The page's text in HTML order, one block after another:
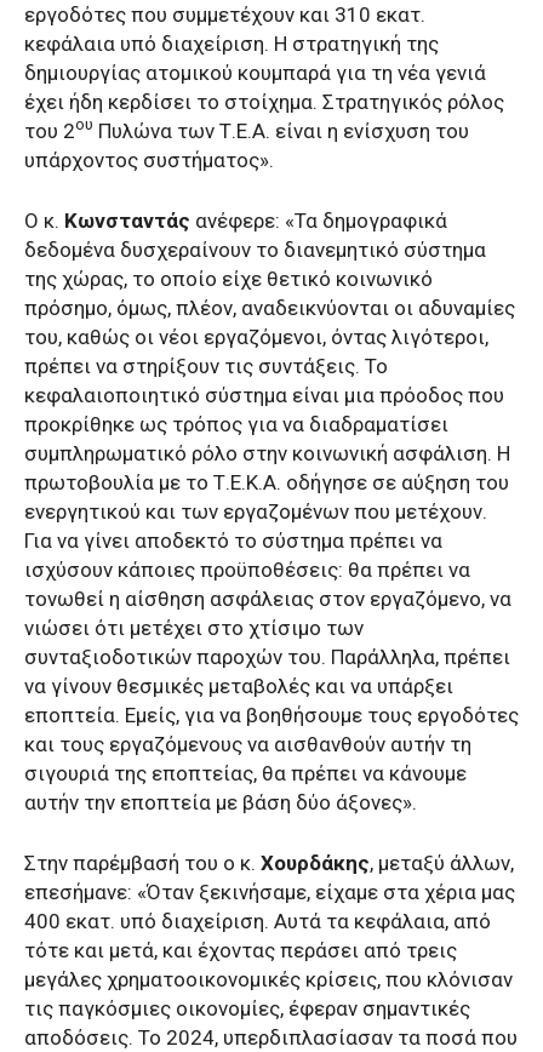
εργοδότες που συμμετέχουν και 310 εκατ.
κεφάλαια υπό διαχείριση. Η στρατηγική της
δημιουργίας ατομικού κουμπαρά για τη νέα γενιά
έχει ήδη κερδίσει το στοίχημα. Στρατηγικός ρόλος
του 2ου Πυλώνα των Τ.Ε.Α. είναι η ενίσχυση του
υπάρχοντος συστήματος».
Ο κ. Κωνσταντάς ανέφερε: «Τα δημογραφικά
δεδομένα δυσχεραίνουν το διανεμητικό σύστημα
της χώρας, το οποίο είχε θετικό κοινωνικό
πρόσημο, όμως, πλέον, αναδεικνύονται οι αδυναμίες
του, καθώς οι νέοι εργαζόμενοι, όντας λιγότεροι,
πρέπει να στηρίξουν τις συντάξεις. Το
κεφαλαιοποιητικό σύστημα είναι μια πρόοδος που
προκρίθηκε ως τρόπος για να διαδραματίσει
συμπληρωματικό ρόλο στην κοινωνική ασφάλιση. Η
πρωτοβουλία με το Τ.Ε.Κ.Α. οδήγησε σε αύξηση του
ενεργητικού και των εργαζομένων που μετέχουν.
Για να γίνει αποδεκτό το σύστημα πρέπει να
ισχύσουν κάποιες προϋποθέσεις: θα πρέπει να
τονωθεί η αίσθηση ασφάλειας στον εργαζόμενο, να
νιώσει ότι μετέχει στο χτίσιμο των
συνταξιοδοτικών παροχών του. Παράλληλα, πρέπει
να γίνουν θεσμικές μεταβολές και να υπάρξει
εποπτεία. Εμείς, για να βοηθήσουμε τους εργοδότες
και τους εργαζόμενους να αισθανθούν αυτήν τη
σιγουριά της εποπτείας, θα πρέπει να κάνουμε
αυτήν την εποπτεία με βάση δύο άξονες».
Στην παρέμβασή του ο κ. Χουρδάκης, μεταξύ άλλων,
επεσήμανε: «Όταν ξεκινήσαμε, είχαμε στα χέρια μας
400 εκατ. υπό διαχείριση. Αυτά τα κεφάλαια, από
τότε και μετά, και έχοντας περάσει από τρεις
μεγάλες χρηματοοικονομικές κρίσεις, που κλόνισαν
τις παγκόσμιες οικονομίες, έφεραν σημαντικές
αποδόσεις. Το 2024, υπερδιπλασίασαν τα ποσά που